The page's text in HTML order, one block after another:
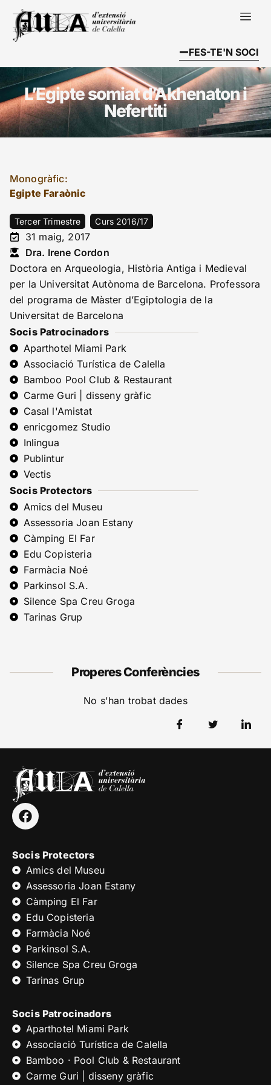
FES-TE'N SOCI
L’Egipte somiat d’Akhenaton i
Nefertiti
Monogràfic:
Egipte Faraònic
Tercer Trimestre Curs 2016/17
31 maig, 2017
Dra. Irene Cordon
Doctora en Arqueologia, Història Antiga i Medieval
per la Universitat Autònoma de Barcelona. Professora
del programa de Màster d’Egiptologia de la
Universitat de Barcelona
Socis Patrocinadors
Aparthotel Miami Park
Associació Turística de Calella
Bamboo Pool Club & Restaurant
Carme Guri | disseny gràfic
Casal l'Amistat
enricgomez Studio
Inlingua
Publintur
Vectis
Socis Protectors
Amics del Museu
Assessoria Joan Estany
Càmping El Far
Edu Copisteria
Farmàcia Noé
Parkinsol S.A.
Silence Spa Creu Groga
Tarinas Grup
Properes Conferències
No s'han trobat dades
Socis Protectors
Amics del Museu
Assessoria Joan Estany
Càmping El Far
Edu Copisteria
Farmàcia Noé
Parkinsol S.A.
Silence Spa Creu Groga
Tarinas Grup
Socis Patrocinadors
Aparthotel Miami Park
Associació Turística de Calella
Bamboo · Pool Club & Restaurant
Carme Guri | disseny gràfic